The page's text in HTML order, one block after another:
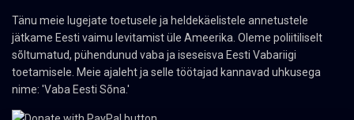
Tänu meie lugejate toetusele ja heldekäelistele annetustele
jätkame Eesti vaimu levitamist üle Ameerika. Oleme poliitiliselt
sõltumatud, pühendunud vaba ja iseseisva Eesti Vabariigi
toetamisele. Meie ajaleht ja selle töötajad kannavad uhkusega
nime: 'Vaba Eesti Sõna.'